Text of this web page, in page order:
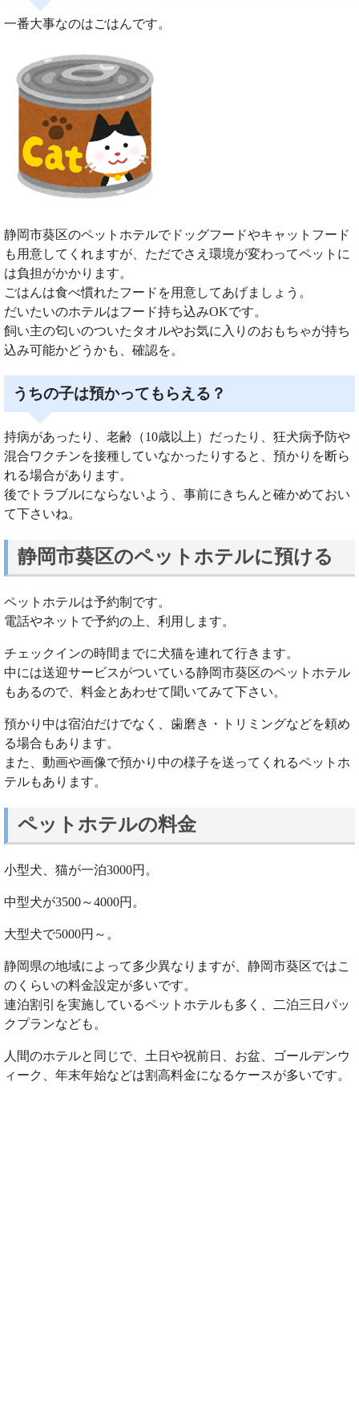
一番大事なのはごはんです。
静岡市葵区のペットホテルでドッグフードやキャットフード
も用意してくれますが、ただでさえ環境が変わってペットに
は負担がかかります。
ごはんは食べ慣れたフードを用意してあげましょう。
だいたいのホテルはフード持ち込みOKです。
飼い主の匂いのついたタオルやお気に入りのおもちゃが持ち
込み可能かどうかも、確認を。
うちの子は預かってもらえる？
持病があったり、老齢（10歳以上）だったり、狂犬病予防や
混合ワクチンを接種していなかったりすると、預かりを断ら
れる場合があります。
後でトラブルにならないよう、事前にきちんと確かめておい
て下さいね。
静岡市葵区のペットホテルに預ける
ペットホテルは予約制です。
電話やネットで予約の上、利用します。
チェックインの時間までに犬猫を連れて行きます。
中には送迎サービスがついている静岡市葵区のペットホテル
もあるので、料金とあわせて聞いてみて下さい。
預かり中は宿泊だけでなく、歯磨き・トリミングなどを頼め
る場合もあります。
また、動画や画像で預かり中の様子を送ってくれるペットホ
テルもあります。
ペットホテルの料金
小型犬、猫が一泊3000円。
中型犬が3500～4000円。
大型犬で5000円～。
静岡県の地域によって多少異なりますが、静岡市葵区ではこ
のくらいの料金設定が多いです。
連泊割引を実施しているペットホテルも多く、二泊三日パッ
クプランなども。
人間のホテルと同じで、土日や祝前日、お盆、ゴールデンウ
ィーク、年末年始などは割高料金になるケースが多いです。